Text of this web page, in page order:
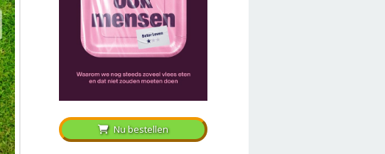
Nu bestellen